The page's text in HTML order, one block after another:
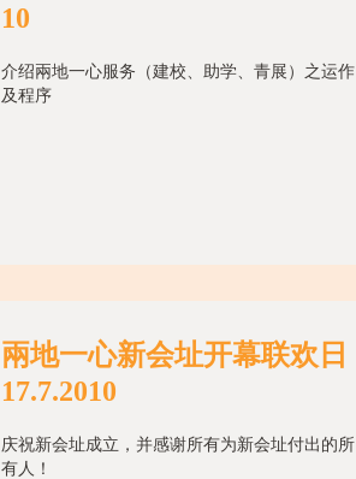
10
介绍兩地一心服务（建校、助学、青展）之运作
及程序
兩地一心新会址开幕联欢日
17.7.2010
庆祝新会址成立，并感谢所有为新会址付出的所
有人！